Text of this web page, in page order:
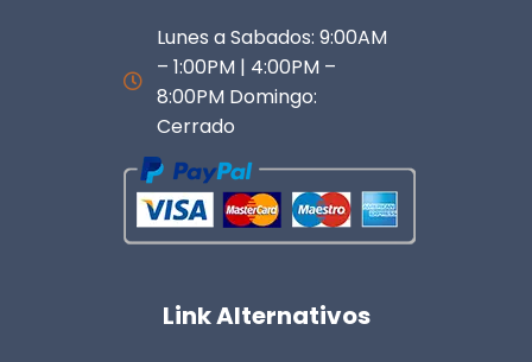
Lunes a Sabados: 9:00AM
– 1:00PM | 4:00PM –
8:00PM Domingo:
Cerrado
Link Alternativos